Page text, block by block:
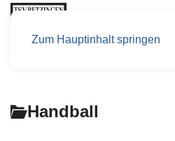
Zum Hauptinhalt springen
Handball